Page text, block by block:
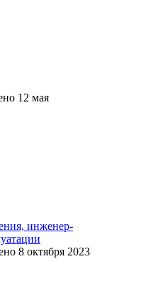
12 мая
инженер-
8 октября 2023